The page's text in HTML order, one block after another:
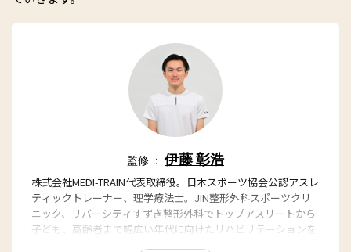
監修 ： 伊藤 彰浩
株式会社MEDI-TRAIN代表取締役。日本スポーツ協会公認アスレ
ティックトレーナー、理学療法士。JIN整形外科スポーツクリ
ニック、リバーシティすずき整形外科でトップアスリートから
子ども、高齢者まで幅広い年代に向けたリハビリテーションを